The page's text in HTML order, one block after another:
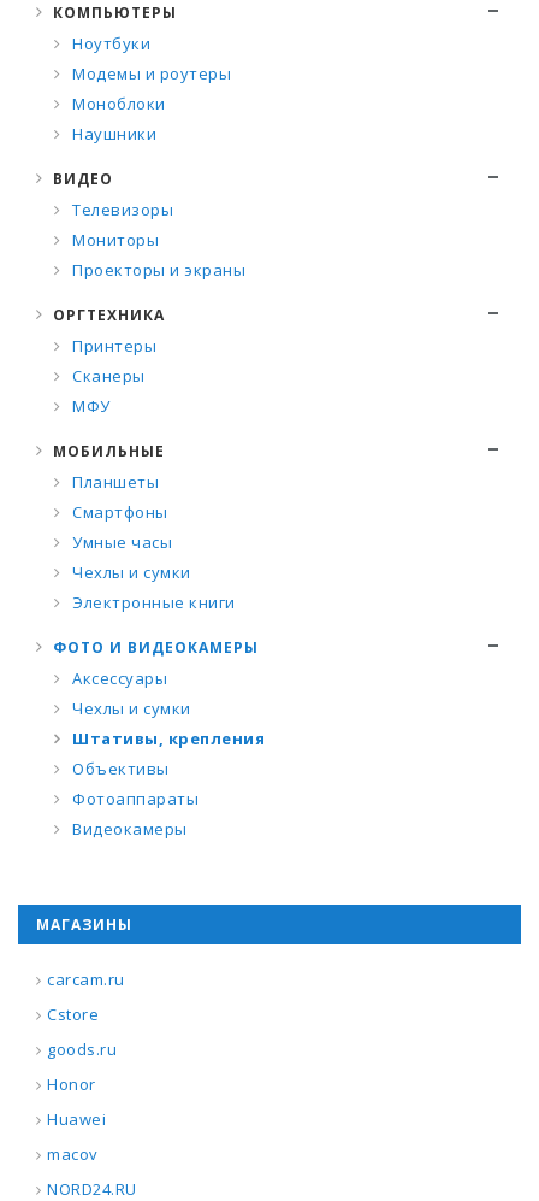
КОМПЬЮТЕРЫ
Ноутбуки
Модемы и роутеры
Моноблоки
Наушники
ВИДЕО
Телевизоры
Мониторы
Проекторы и экраны
ОРГТЕХНИКА
Принтеры
Сканеры
МФУ
МОБИЛЬНЫЕ
Планшеты
Смартфоны
Умные часы
Чехлы и сумки
Электронные книги
ФОТО И ВИДЕОКАМЕРЫ
Аксессуары
Чехлы и сумки
Штативы, крепления
Объективы
Фотоаппараты
Видеокамеры
МАГАЗИНЫ
carcam.ru
Cstore
goods.ru
Honor
Huawei
macov
NORD24.RU